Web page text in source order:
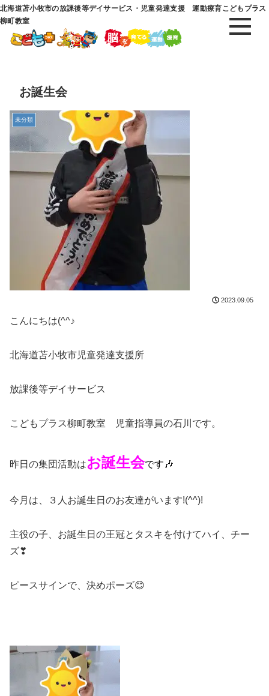
北海道苫小牧市の放課後等デイサービス・児童発達支援 運動療育こどもプラス
柳町教室
お誕生会
未分類
2023.09.05
こんにちは(^^♪
北海道苫小牧市児童発達支援所
放課後等デイサービス
こどもプラス柳町教室 児童指導員の石川です。
昨日の集団活動はお誕生会です🎶
今月は、３人お誕生日のお友達がいます!(^^)!
主役の子、お誕生日の王冠とタスキを付けてハイ、チー
ズ❣
ピースサインで、決めポーズ😊